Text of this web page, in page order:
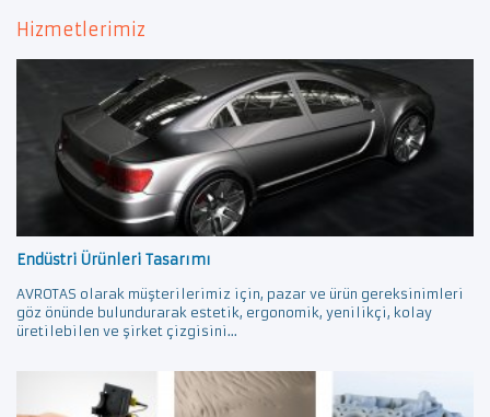
Hizmetlerimiz
Endüstri Ürünleri Tasarımı
AVROTAS olarak müşterilerimiz için, pazar ve ürün gereksinimleri
göz önünde bulundurarak estetik, ergonomik, yenilikçi, kolay
üretilebilen ve şirket çizgisini...